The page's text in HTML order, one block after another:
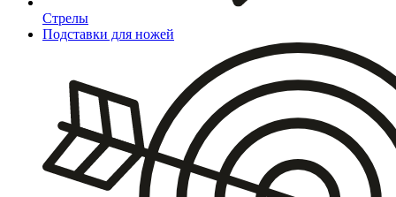
Стрелы
Подставки для ножей